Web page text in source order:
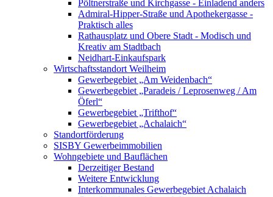
Pöltnerstraße und Kirchgasse - Einladend anders
Admiral-Hipper-Straße und Apothekergasse -
Praktisch alles
Rathausplatz und Obere Stadt - Modisch und
Kreativ am Stadtbach
Neidhart-Einkaufspark
Wirtschaftsstandort Weilheim
Gewerbegebiet „Am Weidenbach“
Gewerbegebiet „Paradeis / Leprosenweg / Am
Öferl“
Gewerbegebiet „Trifthof“
Gewerbegebiet „Achalaich“
Standortförderung
SISBY Gewerbeimmobilien
Wohngebiete und Bauflächen
Derzeitiger Bestand
Weitere Entwicklung
Interkommunales Gewerbegebiet Achalaich